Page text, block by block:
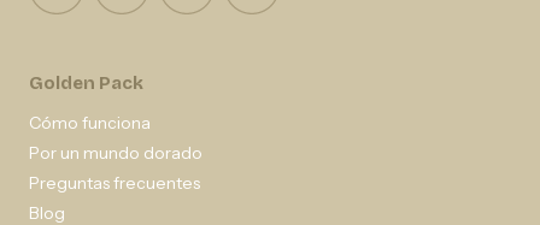
Golden Pack
Cómo funciona
Por un mundo dorado
Preguntas frecuentes
Blog